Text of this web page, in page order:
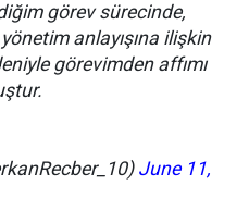
görev sürecinde,
anlayışına ilişkin
görevimden affımı
June 11,